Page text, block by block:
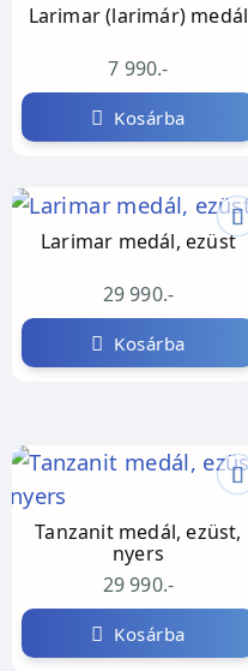
Larimar (larimár) medál
7 990.-
Kosárba
Larimar medál, ezüst
29 990.-
Kosárba
Tanzanit medál, ezüst,
nyers
29 990.-
Kosárba